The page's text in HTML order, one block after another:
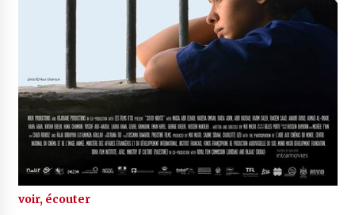
voir, écouter